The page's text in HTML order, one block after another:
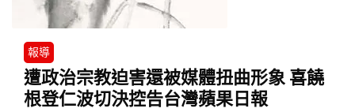
報導
遭政治宗教迫害還被媒體扭曲形象 喜饒
根登仁波切決控告台灣蘋果日報